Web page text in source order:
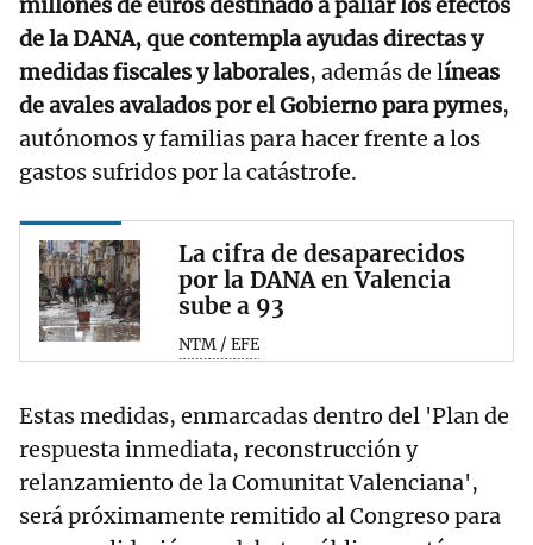
de la DANA, que contempla ayudas directas y
medidas fiscales y laborales, además de líneas
de avales avalados por el Gobierno para pymes,
autónomos y familias para hacer frente a los
gastos sufridos por la catástrofe.
La cifra de desaparecidos
por la DANA en Valencia
sube a 93
NTM / EFE
Estas medidas, enmarcadas dentro del 'Plan de
respuesta inmediata, reconstrucción y
relanzamiento de la Comunitat Valenciana',
será próximamente remitido al Congreso para